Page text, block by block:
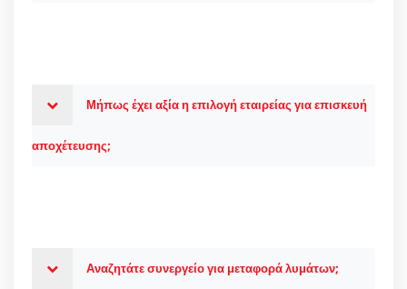
Μήπως έχει αξία η επιλογή εταιρείας για επισκευή
αποχέτευσης;
Αναζητάτε συνεργείο για μεταφορά λυμάτων;